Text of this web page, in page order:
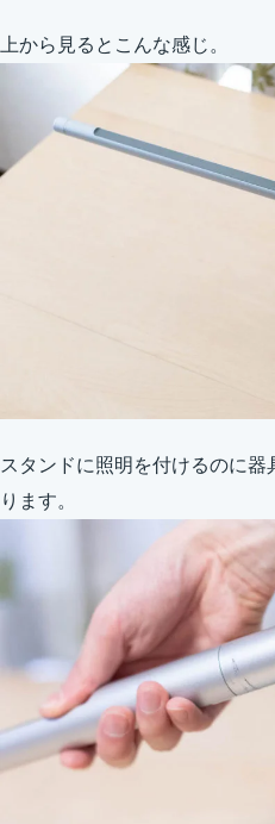
上から見るとこんな感じ。
スタンドに照明を付けるのに
ります。